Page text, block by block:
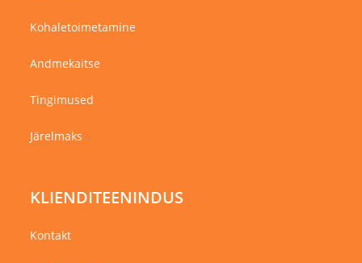
Kohaletoimetamine
Andmekaitse
Tingimused
Järelmaks
KLIENDITEENINDUS
Kontakt